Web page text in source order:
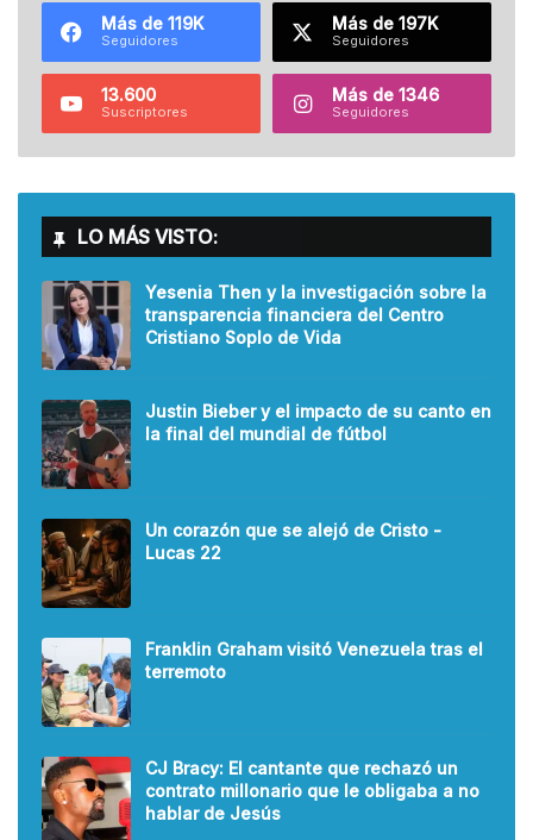
Más de 119K
Seguidores
Más de 197K
Seguidores
13.600
Suscriptores
Más de 1346
Seguidores
LO MÁS VISTO:
Yesenia Then y la investigación sobre la
transparencia financiera del Centro
Cristiano Soplo de Vida
Justin Bieber y el impacto de su canto en
la final del mundial de fútbol
Un corazón que se alejó de Cristo -
Lucas 22
Franklin Graham visitó Venezuela tras el
terremoto
CJ Bracy: El cantante que rechazó un
contrato millonario que le obligaba a no
hablar de Jesús